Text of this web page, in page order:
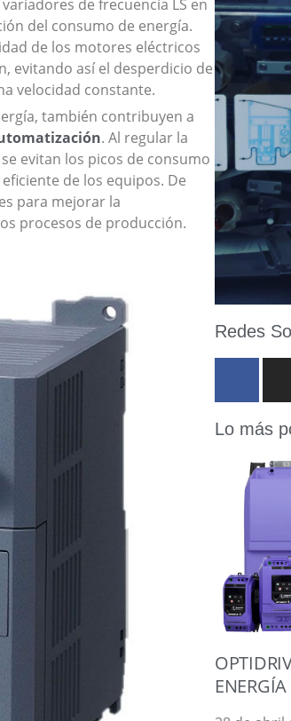
de frecuencia LS en
del consumo de energía.
de los motores eléctricos
evitando así el desperdicio de
velocidad constante.
también contribuyen a
. Al regular la
evitan los picos de consumo
de los equipos. De
para mejorar la
procesos de producción.
Redes
Lo más